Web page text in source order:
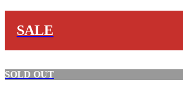
SALE
SOLD OUT